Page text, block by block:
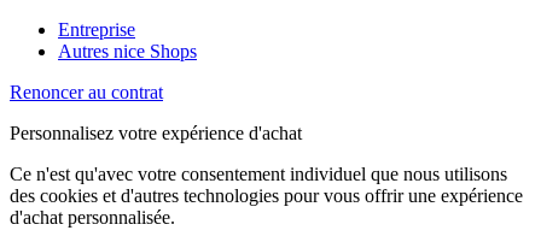
Entreprise
Autres nice Shops
Renoncer au contrat
Personnalisez votre expérience d'achat
Ce n'est qu'avec votre consentement individuel que nous utilisons
des cookies et d'autres technologies pour vous offrir une expérience
d'achat personnalisée.